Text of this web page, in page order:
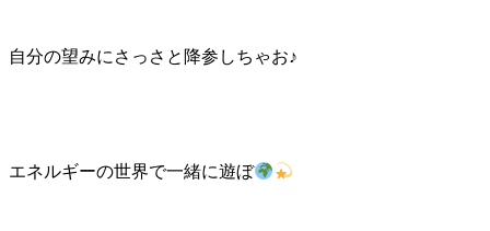
自分の望みにさっさと降参しちゃお♪
エネルギーの世界で一緒に遊ぼ